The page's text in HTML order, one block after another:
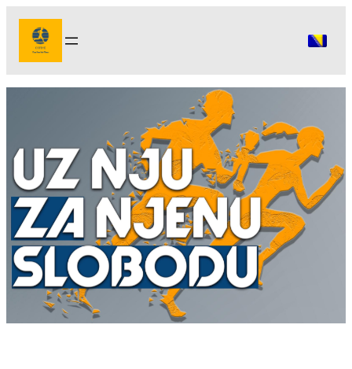
Idi
sadržaj